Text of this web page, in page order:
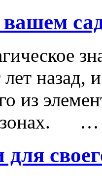
лет назад,
из
…